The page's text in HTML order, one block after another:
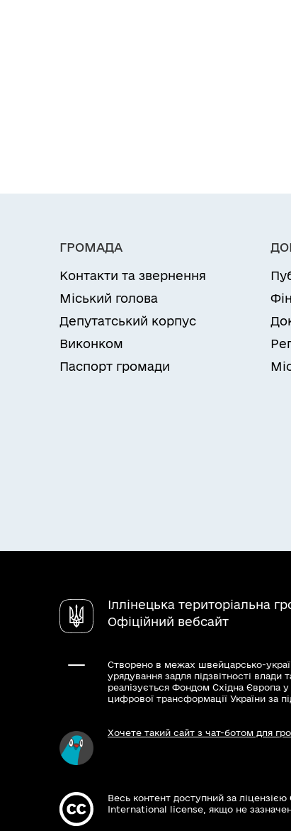
ГРОМАДА
Контакти та звернення
Міський голова
Депутатський корпус
Виконком
Паспорт громади
Іллінецька територіальна
Офіційний вебсайт
Створено в межах швейцарсько-
урядування задля підзвітності влади
реалізується Фондом Східна Європа
цифрової трансформації України за
Хочете такий сайт з чат-ботом для
Весь контент доступний за
International license, якщо не